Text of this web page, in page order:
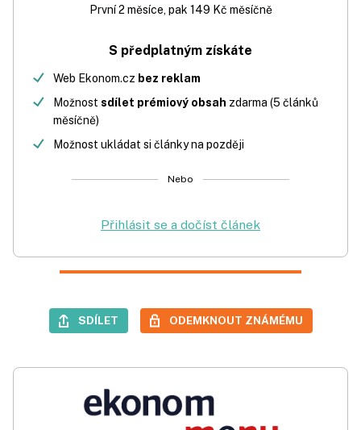
První 2 měsíce, pak 149 Kč měsíčně
S předplatným získáte
Web Ekonom.cz bez reklam
Možnost sdílet prémiový obsah zdarma (5 článků
měsíčně)
Možnost ukládat si články na později
Nebo
Přihlásit se a dočíst článek
SDÍLET ODEMKNOUT ZNÁMÉMU